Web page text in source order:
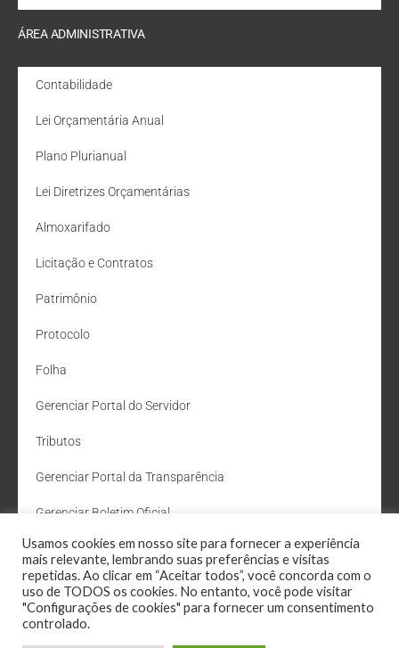
ÁREA ADMINISTRATIVA
Contabilidade
Lei Orçamentária Anual
Plano Plurianual
Lei Diretrizes Orçamentárias
Almoxarifado
Licitação e Contratos
Patrimônio
Protocolo
Folha
Gerenciar Portal do Servidor
Tributos
Gerenciar Portal da Transparência
Gerenciar Boletim Oficial
Departamento de Água e Esgoto
Administração Site
Webmail
Usamos cookies em nosso site para fornecer a experiência
mais relevante, lembrando suas preferências e visitas
repetidas. Ao clicar em “Aceitar todos”, você concorda com o
uso de TODOS os cookies. No entanto, você pode visitar
"Configurações de cookies" para fornecer um consentimento
controlado.